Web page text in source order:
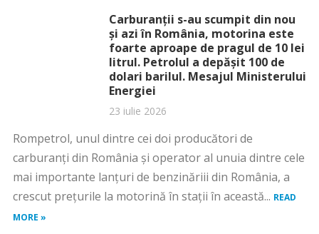
Carburanții s-au scumpit din nou
și azi în România, motorina este
foarte aproape de pragul de 10 lei
litrul. Petrolul a depășit 100 de
dolari barilul. Mesajul Ministerului
Energiei
23 iulie 2026
Rompetrol, unul dintre cei doi producători de
carburanți din România și operator al unuia dintre cele
mai importante lanțuri de benzinăriii din România, a
crescut prețurile la motorină în stații în această... READ
MORE »